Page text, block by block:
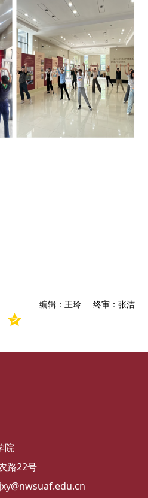
编辑：王玲 终审：张洁
院
路22号